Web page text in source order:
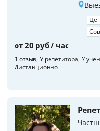
от 20 руб / час
1 отзыв У репетитора У
Дистанционно